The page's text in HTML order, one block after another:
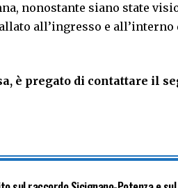
nonostante siano state
all’ingresso e all’interno
è pregato di contattare il